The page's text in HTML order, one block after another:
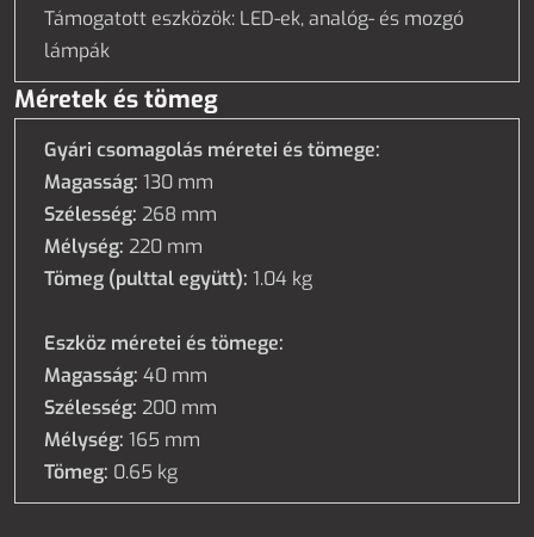
Támogatott eszközök: LED-ek, analóg- és mozgó
lámpák
Méretek és tömeg
Gyári csomagolás méretei és tömege:
Magasság: 130 mm
Szélesség: 268 mm
Mélység: 220 mm
Tömeg (pulttal együtt): 1.04 kg
Eszköz méretei és tömege:
Magasság: 40 mm
Szélesség: 200 mm
Mélység: 165 mm
Tömeg: 0.65 kg